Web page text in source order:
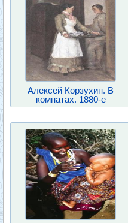
Алексей Корзухин. В
комнатах. 1880-е